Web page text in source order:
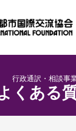
行政通訳・相談事
くある